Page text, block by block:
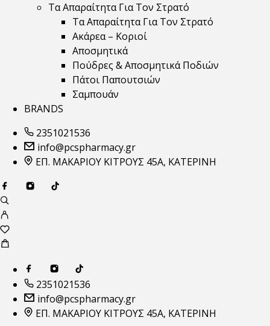
Τα Απαραίτητα Για Τον Στρατό
Τα Απαραίτητα Για Τον Στρατό
Ακάρεα – Κοριοί
Αποσμητικά
Πούδρες & Αποσμητικά Ποδιών
Πάτοι Παπουτσιών
Σαμπουάν
BRANDS
2351021536
info@pcspharmacy.gr
ΕΠ. ΜΑΚΑΡΙΟΥ ΚΙΤΡΟΥΣ 45Α, ΚΑΤΕΡΙΝΗ
2351021536
info@pcspharmacy.gr
ΕΠ. ΜΑΚΑΡΙΟΥ ΚΙΤΡΟΥΣ 45Α, ΚΑΤΕΡΙΝΗ